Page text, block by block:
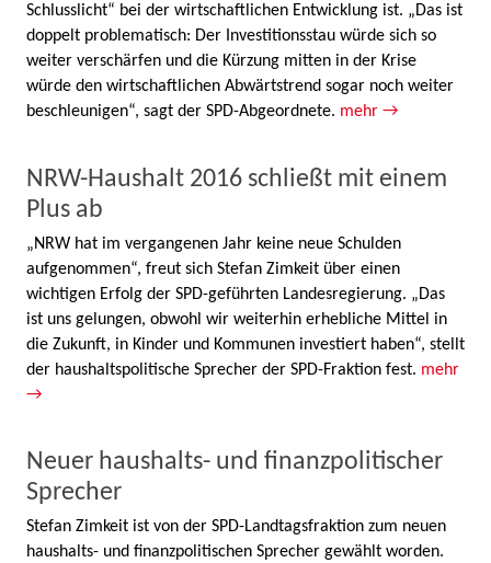
Schlusslicht“ bei der wirtschaftlichen Entwicklung ist. „Das ist
doppelt problematisch: Der Investitionsstau würde sich so
weiter verschärfen und die Kürzung mitten in der Krise
würde den wirtschaftlichen Abwärtstrend sogar noch weiter
beschleunigen“, sagt der SPD-Abgeordnete. mehr →
NRW-Haushalt 2016 schließt mit einem
Plus ab
„NRW hat im vergangenen Jahr keine neue Schulden
aufgenommen“, freut sich Stefan Zimkeit über einen
wichtigen Erfolg der SPD-geführten Landesregierung. „Das
ist uns gelungen, obwohl wir weiterhin erhebliche Mittel in
die Zukunft, in Kinder und Kommunen investiert haben“, stellt
der haushaltspolitische Sprecher der SPD-Fraktion fest. mehr
→
Neuer haushalts- und finanzpolitischer
Sprecher
Stefan Zimkeit ist von der SPD-Landtagsfraktion zum neuen
haushalts- und finanzpolitischen Sprecher gewählt worden.